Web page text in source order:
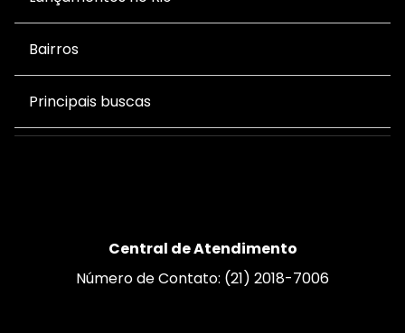
Bairros
Principais buscas
Central de Atendimento
Número de Contato: (21) 2018-7006